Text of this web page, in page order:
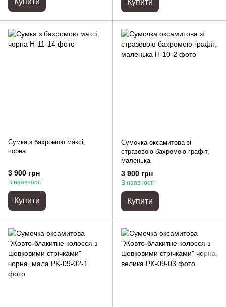
Купити
Сумка з бахромою максі,
чорна
3 900 грн
В наявності
Купити
Сумочка оксамитова зі
стразовою бахромою графіт,
маленька
3 900 грн
В наявності
Купити